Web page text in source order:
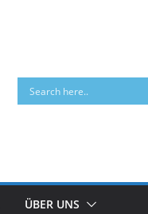
ÜBER UNS